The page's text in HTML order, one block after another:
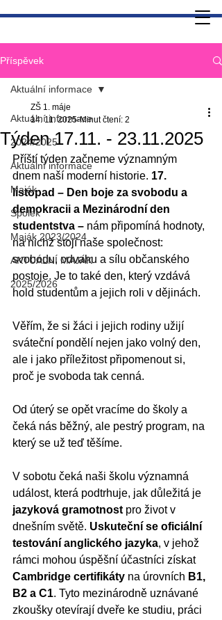
Příspěvek
Aktuální informace
2024/2025
Aktuální informace
Maják
Spolek
Maják 2023/2024
AKTUÁLNÍ MAJÁK
2025/2026
Aktuální informace
Týden 17.11. - 23.11.2025
ZŠ 1. máje
14. 11. 2025 Minut čtení: 2
Příští týden začneme významným
dnem naší moderní historie. 17.
listopad – Den boje za svobodu a
demokracii a Mezinárodní den
studentstva – nám připomíná hodnoty,
na nichž stojí naše společnost:
svobodu, odvahu a sílu občanského
postoje. Je to také den, který vzdává
hold studentům a jejich roli v dějinách.
Věřím, že si žáci i jejich rodiny užijí
sváteční pondělí nejen jako volný den,
ale i jako příležitost připomenout si,
proč je svoboda tak cenná.
Od úterý se opět vracíme do školy a
čeká nás běžný, ale pestrý program, na
který se už teď těšíme.
V sobotu čeká naši školu významná
událost, která podtrhuje, jak důležitá je
jazyková gramotnost pro život v
dnešním světě. Uskuteční se oficiální
testování anglického jazyka, v jehož
rámci mohou úspěšní účastníci získat
Cambridge certifikáty na úrovních B1,
B2 a C1. Tyto mezinárodně uznávané
zkoušky otevírají dveře ke studiu, práci